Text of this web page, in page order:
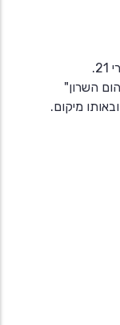
השרון"
מיקום.